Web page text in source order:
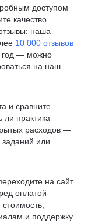
доступом
качество
наша
10 000 отзывов
год — можно
на наш
и сравните
практика
расходов —
или
на сайт
оплатой
и поддержку.